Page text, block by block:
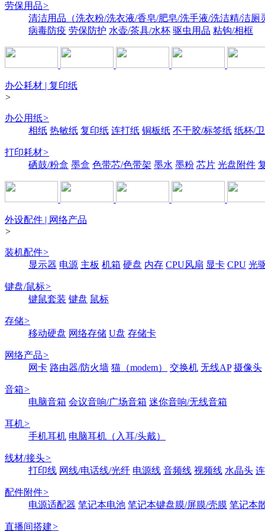
劳保用品>
清洁用品（洗衣粉/洗衣液/香皂/肥皂/洗手液/洗洁精/洁厕
病毒防疫 劳保防护 水壶/茶具/水杯 驱虫用品 粘钩/相框
办公耗材 | 复印纸
>
办公用纸>
相纸 热敏纸 复印纸 连打纸 铜板纸 不干胶/标签纸 纸杯/
打印耗材>
硒鼓/粉盒 墨盒 色带芯/色带架 墨水 墨粉 芯片 光盘附件
外设配件 | 网络产品
>
装机配件>
显示器 电源 主板 机箱 硬盘 内存 CPU风扇 显卡 CPU 光
键盘/鼠标>
键鼠套装 键盘 鼠标
存储>
移动硬盘 网络存储 U盘 存储卡
网络产品>
网卡 路由器/防火墙 猫（modem） 交换机 无线AP 摄像头
音箱>
电脑音箱 会议音响/广场音箱 迷你音响/无线音箱
耳机>
手机耳机 电脑耳机（入耳/头戴）
线材/接头>
打印线 网线/电话线/光纤 电源线 音频线 视频线 水晶头
配件附件>
电源适配器 笔记本电池 笔记本键盘膜/屏膜/壳膜 笔记本
直播间搭建>